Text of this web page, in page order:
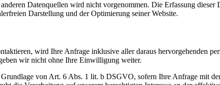
Datenquellen wird nicht vorgenommen. Die Erfassung
Darstellung und der Optimierung seiner Website.
wird Ihre Anfrage inklusive aller daraus hervorgehenden
wir nicht ohne Ihre Einwilligung weiter.
von Art. 6 Abs. 1 lit. b DSGVO, sofern Ihre Anfrage mit